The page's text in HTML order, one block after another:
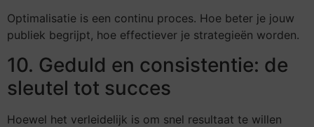
Optimalisatie is een continu proces. Hoe beter je jouw
publiek begrijpt, hoe effectiever je strategieën worden.
10. Geduld en consistentie: de
sleutel tot succes
Hoewel het verleidelijk is om snel resultaat te willen